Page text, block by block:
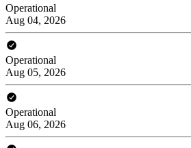
Operational
Aug 04, 2026
Operational
Aug 05, 2026
Operational
Aug 06, 2026